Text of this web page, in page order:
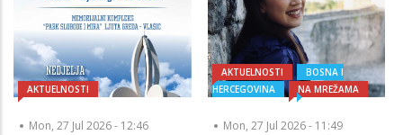
AKTUELNOSTI
Mon, 27 Jul 2026 - 12:46
AKTUELNOSTI
BOSNA I
HERCEGOVINA
NA MREŽAMA
Mon, 27 Jul 2026 - 11:49